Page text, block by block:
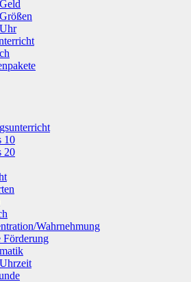
Geld
Größen
Uhr
10
20
Wahrnehmung
Förderung
Uhrzeit